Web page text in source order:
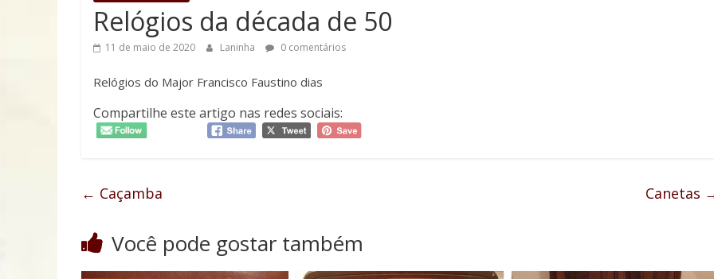
Relógios da década de 50
11 de maio de 2020 Laninha 0 comentários
Relógios do Major Francisco Faustino dias
Compartilhe este artigo nas redes sociais:
← Caçamba Canetas
Você pode gostar também